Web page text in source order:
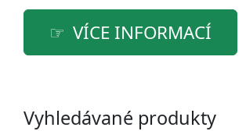
VÍCE INFORMACÍ
Vyhledávané produkty